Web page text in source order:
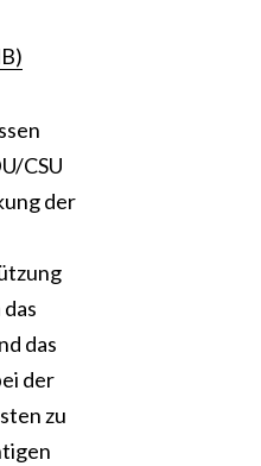
CSU
der
das
der
zu